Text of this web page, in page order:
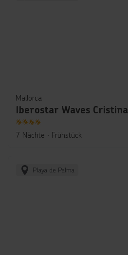
Mallorca
Iberostar Waves Cristina
4
7 Nächte ∙ Frühstück
Playa de Palma